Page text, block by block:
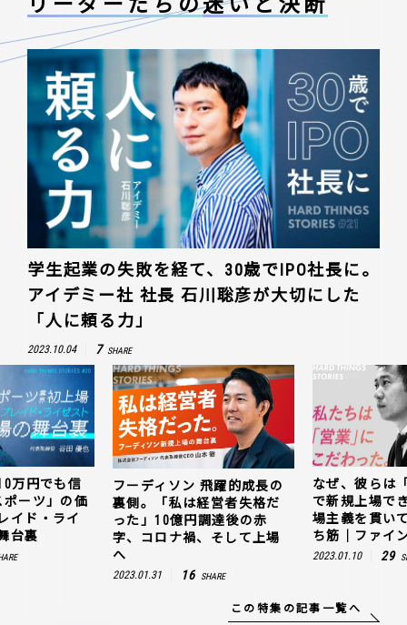
リーダーたちの迷いと決断
学生起業の失敗を経て、30歳でIPO社長に。
アイデミー社 社長 石川聡彦が大切にした
「人に頼る力」
2023.10.04 7 SHARE
万円でも信
ーツ」の価
イド・ライ
台裏
フーディソン 飛躍的成長の
裏側。「私は経営者失格だ
った」10億円調達後の赤
字、コロナ禍、そして上場
へ
2023.01.31 16 SHARE
なぜ、彼らは
で新規上場で
場主義を貫い
ち筋｜ファイ
2023.01.10 29
この特集の記事一覧へ